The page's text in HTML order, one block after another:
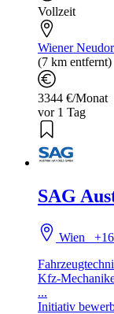
Vollzeit
Wiener
(7 km entfernt)
3344 €/Monat
vor 1 Tag
SAG
Wien
Kfz-
...
Initiativ